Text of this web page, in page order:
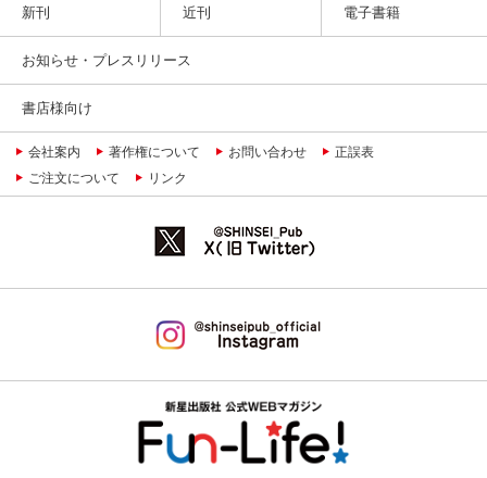
新刊 近刊 電子書籍
お知らせ・プレスリリース
書店様向け
会社案内 著作権について お問い合わせ
正誤表
ご注文について
リンク